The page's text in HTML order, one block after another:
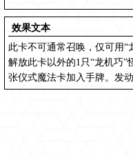
效果文本
此卡不可通常召唤，仅可用
解放此卡以外的1只“龙机巧
张仪式魔法卡加入手牌。发